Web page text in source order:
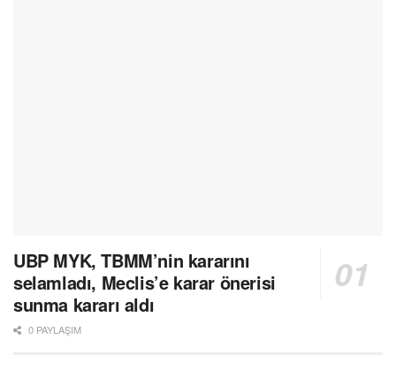
UBP MYK, TBMM’nin kararını
selamladı, Meclis’e karar önerisi
sunma kararı aldı
0 PAYLAŞIM